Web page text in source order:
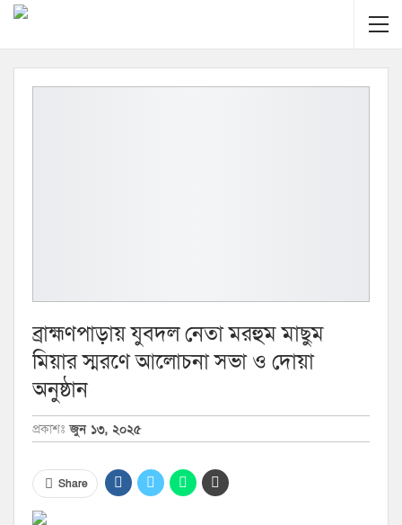
ব্রাহ্মণপাড়ায় যুবদল নেতা মরহুম মাছুম
মিয়ার স্মরণে আলোচনা সভা ও দোয়া
অনুষ্ঠান
প্রকাশঃ জুন ১৩, ২০২৫
Share